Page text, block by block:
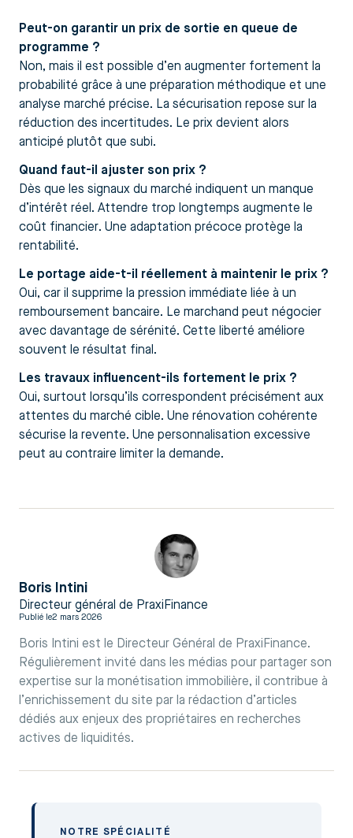
Peut-on garantir un prix de sortie en queue de
programme ?
Non, mais il est possible d’en augmenter fortement la
probabilité grâce à une préparation méthodique et une
analyse marché précise. La sécurisation repose sur la
réduction des incertitudes. Le prix devient alors
anticipé plutôt que subi.
Quand faut-il ajuster son prix ?
Dès que les signaux du marché indiquent un manque
d’intérêt réel. Attendre trop longtemps augmente le
coût financier. Une adaptation précoce protège la
rentabilité.
Le portage aide-t-il réellement à maintenir le prix ?
Oui, car il supprime la pression immédiate liée à un
remboursement bancaire. Le marchand peut négocier
avec davantage de sérénité. Cette liberté améliore
souvent le résultat final.
Les travaux influencent-ils fortement le prix ?
Oui, surtout lorsqu’ils correspondent précisément aux
attentes du marché cible. Une rénovation cohérente
sécurise la revente. Une personnalisation excessive
peut au contraire limiter la demande.
Boris Intini
Directeur général de PraxiFinance
Publié le2 mars 2026
Boris Intini est le Directeur Général de PraxiFinance.
Régulièrement invité dans les médias pour partager son
expertise sur la monétisation immobilière, il contribue à
l’enrichissement du site par la rédaction d’articles
dédiés aux enjeux des propriétaires en recherches
actives de liquidités.
NOTRE SPÉCIALITÉ